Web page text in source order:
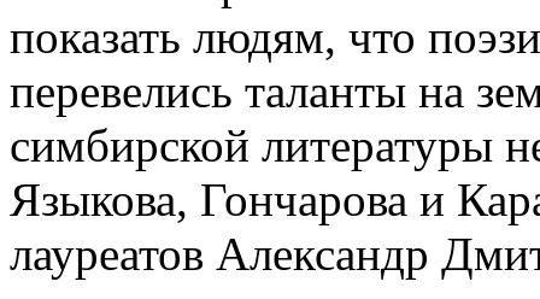
показать людям, что
перевелись таланты на
симбирской литературы
Языкова, Гончарова и
лауреатов Александр